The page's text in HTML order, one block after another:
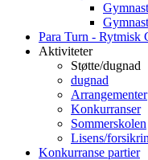
Para Turn - Rytmisk
Aktiviteter
Støtte/dugnad
dugnad
Arrangementer
Konkurranser
Sommerskolen
Lisens/
Konkurranse partier